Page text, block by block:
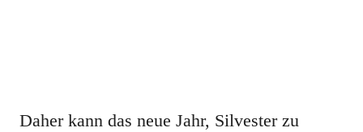
Daher kann das neue Jahr, Silvester zu